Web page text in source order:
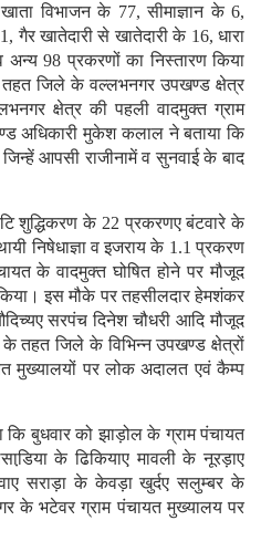
विभाजन के 77, सीमाज्ञान के 6,
गैर खातेदारी से खातेदारी के 16, धारा
98 प्रकरणों का निस्तारण किया
तहत जिले के वल्लभनगर उपखण्ड क्षेत्र
क्षेत्र की पहली वादमुक्त ग्राम
अधिकारी मुकेश कलाल ने बताया कि
आपसी राजीनामें व सुनवाई के बाद
शुद्धिकरण के 22 प्रकरणए बंटवारे के
निषेधाज्ञा व इजराय के 1.1 प्रकरण
के वादमुक्त घोषित होने पर मौजूद
इस मौके पर तहसीलदार हेमशंकर
सरपंच दिनेश चौधरी आदि मौजूद
तहत जिले के विभिन्न उपखण्ड क्षेत्रों
मुख्यालयों पर लोक अदालत एवं कैम्प
कि बुधवार को झाड़ोल के ग्राम पंचायत
के ढिकियाए मावली के नूरड़ाए
सराड़ा के केवड़ा खुर्दए सलुम्बर के
के भटेवर ग्राम पंचायत मुख्यालय पर